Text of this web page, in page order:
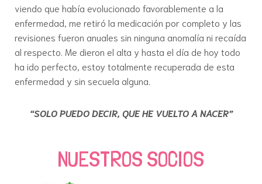
viendo que había evolucionado favorablemente a la
enfermedad, me retiró la medicación por completo y las
revisiones fueron anuales sin ninguna anomalía ni recaída
al respecto. Me dieron el alta y hasta el día de hoy todo
ha ido perfecto, estoy totalmente recuperada de esta
enfermedad y sin secuela alguna.
“SOLO PUEDO DECIR, QUE HE VUELTO A NACER”
NUESTROS SOCIOS